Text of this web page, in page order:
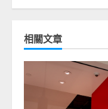
相關文章